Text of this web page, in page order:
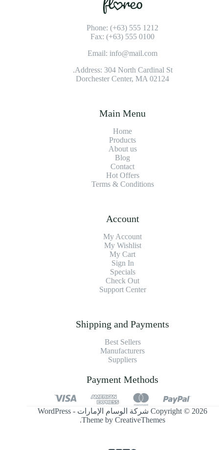
Phone: (+63) 555 1212
Fax: (+63) 555 0100
Email: info@mail.com
Address: 304 North Cardinal St.
Dorchester Center, MA 02124
Main Menu
Home
Products
About us
Blog
Contact
Hot Offers
Terms & Conditions
Account
My Account
My Wishlist
My Cart
Sign In
Specials
Check Out
Support Center
Shipping and Payments
Best Sellers
Manufacturers
Suppliers
Payment Methods
Copyright © 2026 شركة الوسام الإمارات - WordPress
Theme byCreativeThemes
.